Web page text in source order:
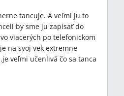
tancuje. A veľmi ju to
by sme ju zapísať do
viacerých po telefonickom
na svoj vek extremne
veľmi učenlivá čo sa tanca